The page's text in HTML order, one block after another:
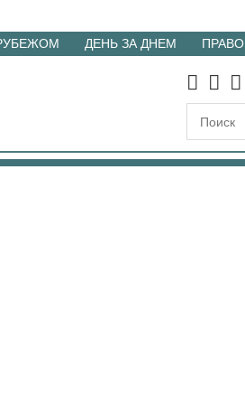
ДЕНЬ ЗА ДНЕМ ПРАВО